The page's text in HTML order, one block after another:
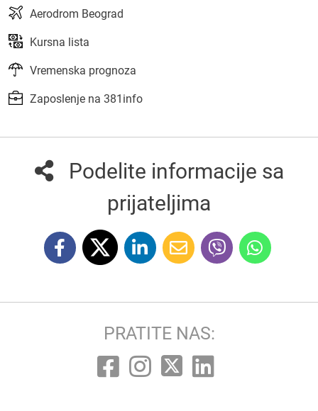
Aerodrom Beograd
Kursna lista
Vremenska prognoza
Zaposlenje na 381info
Podelite informacije sa
prijateljima
PRATITE NAS: